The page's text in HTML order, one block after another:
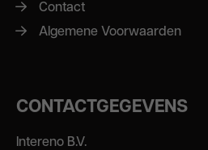
Contact
Algemene Voorwaarden
CONTACTGEGEVENS
Intereno B.V.